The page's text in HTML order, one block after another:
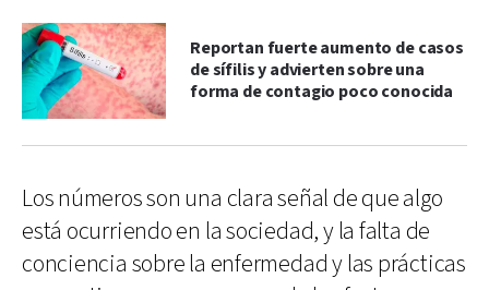
Reportan fuerte aumento de casos
de sífilis y advierten sobre una
forma de contagio poco conocida
Los números son una clara señal de que algo
está ocurriendo en la sociedad, y la falta de
conciencia sobre la enfermedad y las prácticas